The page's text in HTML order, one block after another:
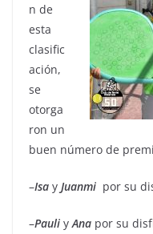
n de
esta
clasific
ación,
se
otorga
ron un
buen número de
–Isa y Juanmi por su
–Pauli yAna por su